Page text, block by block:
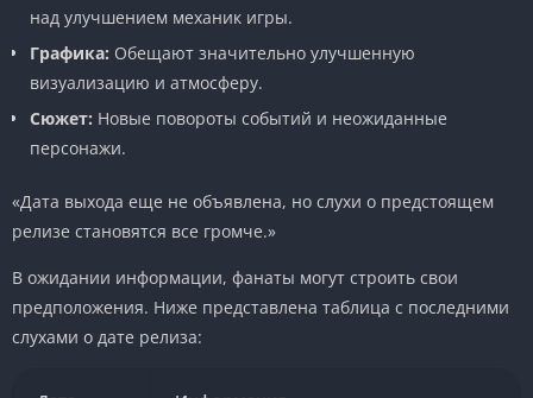
над улучшением механик игры.
Графика: Обещают значительно улучшенную
визуализацию и атмосферу.
Сюжет: Новые повороты событий и неожиданные
персонажи.
«Дата выхода еще не объявлена, но слухи о предстоящем
релизе становятся все громче.»
В ожидании информации, фанаты могут строить свои
предположения. Ниже представлена таблица с последними
слухами о дате релиза: